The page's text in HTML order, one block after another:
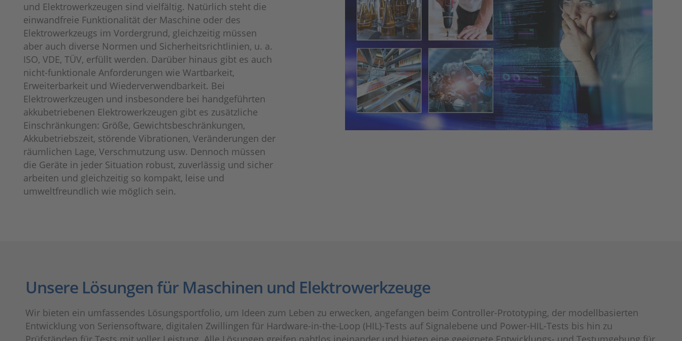
und Elektrowerkzeugen sind vielfältig. Natürlich steht die
einwandfreie Funktionalität der Maschine oder des
Elektrowerkzeugs im Vordergrund, gleichzeitig müssen
aber auch diverse Normen und Sicherheitsrichtlinien, u. a.
ISO, VDE, TÜV, erfüllt werden. Darüber hinaus gibt es auch
nicht-funktionale Anforderungen wie Wartbarkeit,
Erweiterbarkeit und Wiederverwendbarkeit. Bei
Elektrowerkzeugen und insbesondere bei handgeführten
akkubetriebenen Elektrowerkzeugen gibt es zusätzliche
Einschränkungen: Größe, Gewichtsbeschränkungen,
Akkubetriebszeit, störende Vibrationen, Veränderungen der
räumlichen Lage, Verschmutzung usw. Dennoch müssen
die Geräte in jeder Situation robust, zuverlässig und sicher
arbeiten und gleichzeitig so kompakt, leise und
umweltfreundlich wie möglich sein.
Unsere Lösungen für Maschinen und Elektrowerkzeuge
Wir bieten ein umfassendes Lösungsportfolio, um Ideen zum Leben zu erwecken, angefangen beim Controller-Prototyping, der modellbasierten
Entwicklung von Seriensoftware, digitalen Zwillingen für Hardware-in-the-Loop (HIL)-Tests auf Signalebene und Power-HIL-Tests bis hin zu